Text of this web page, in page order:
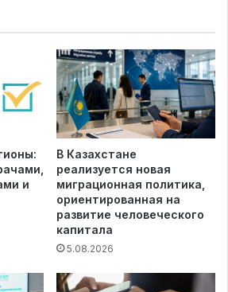
и
В Казахстане
реализуется новая
миграционная политика,
ориентированная на
развитие человеческого
капитала
5.08.2026